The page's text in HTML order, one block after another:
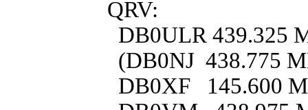
QRV:
DB0ULR 439.325
(DB0NJ 438.775
DB0XF 145.600